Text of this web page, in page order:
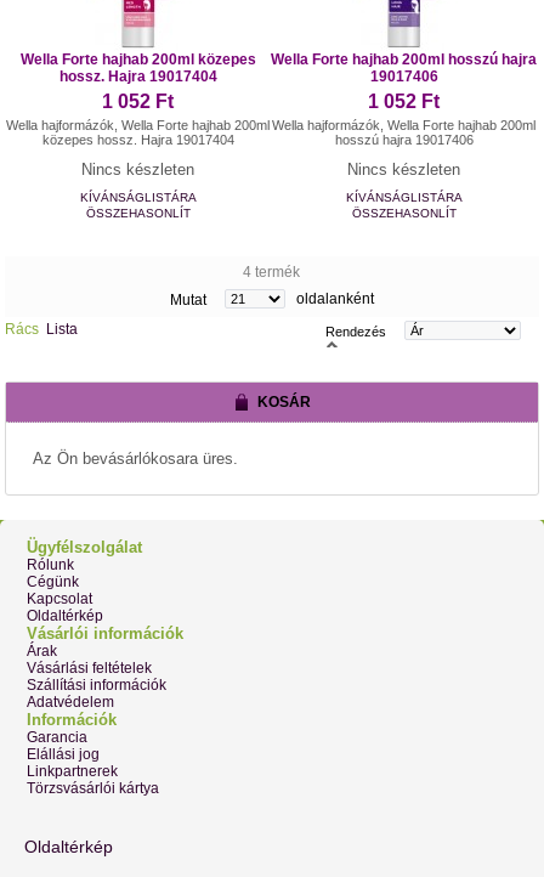
Wella Forte hajhab 200ml közepes
hossz. Hajra 19017404
1 052 Ft
Wella hajformázók, Wella Forte hajhab 200ml
közepes hossz. Hajra 19017404
Nincs készleten
KÍVÁNSÁGLISTÁRA
ÖSSZEHASONLÍT
Wella Forte hajhab 200ml hosszú hajra
19017406
1 052 Ft
Wella hajformázók, Wella Forte hajhab 200ml
hosszú hajra 19017406
Nincs készleten
KÍVÁNSÁGLISTÁRA
ÖSSZEHASONLÍT
4 termék
Mutat
oldalanként
Rács Lista Rendezés
KOSÁR
Az Ön bevásárlókosara üres.
Ügyfélszolgálat
Rólunk
Cégünk
Kapcsolat
Oldaltérkép
Vásárlói információk
Árak
Vásárlási feltételek
Szállítási információk
Adatvédelem
Információk
Garancia
Elállási jog
Linkpartnerek
Törzsvásárlói kártya
Oldaltérkép